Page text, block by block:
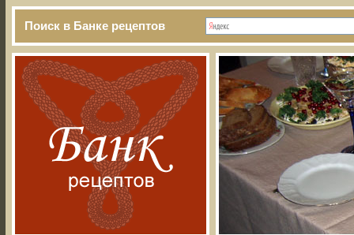
Поиск в Банке рецептов